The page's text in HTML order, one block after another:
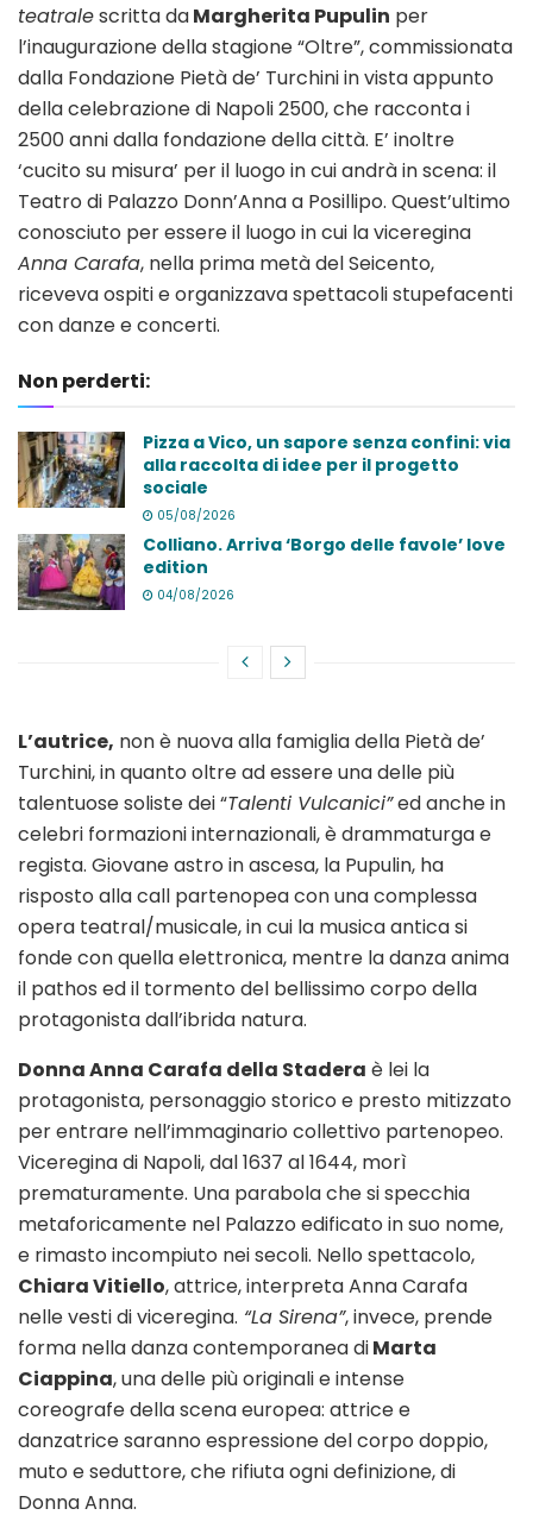
teatralescritta daMargherita Pupulin per
l’inaugurazione della stagione “Oltre”, commissionata
dalla Fondazione Pietà de’ Turchini in vista appunto
della celebrazione di Napoli 2500, che racconta i
2500 anni dalla fondazione della città. E’ inoltre
‘cucito su misura’ per il luogo in cui andrà in scena: il
Teatro di Palazzo Donn’Anna a Posillipo. Quest’ultimo
conosciuto per essere il luogo in cui la viceregina
Anna Carafa, nella prima metà del Seicento,
riceveva ospiti e organizzava spettacoli stupefacenti
con danze e concerti.
Non perderti:
Pizza a Vico, un sapore senza confini: via
alla raccolta di idee per il progetto
sociale
05/08/2026
Colliano. Arriva ‘Borgo delle favole’ love
edition
04/08/2026
L’autrice, non è nuova alla famiglia della Pietà de’
Turchini, in quanto oltre ad essere una delle più
talentuose soliste dei “Talenti Vulcanici”ed anche in
celebri formazioni internazionali, è drammaturga e
regista. Giovane astro in ascesa, la Pupulin, ha
risposto alla call partenopea con una complessa
opera teatral/musicale, in cui la musica antica si
fonde con quella elettronica, mentre la danza anima
il pathos ed il tormento del bellissimo corpo della
protagonista dall’ibrida natura.
Donna Anna Carafa della Stadera è lei la
protagonista, personaggio storico e presto mitizzato
per entrare nell’immaginario collettivo partenopeo.
Viceregina di Napoli, dal 1637 al 1644, morì
prematuramente. Una parabola che si specchia
metaforicamente nel Palazzo edificato in suo nome,
e rimasto incompiuto nei secoli. Nello spettacolo,
Chiara Vitiello, attrice, interpreta Anna Carafa
nelle vesti di viceregina. “La Sirena”, invece, prende
forma nella danza contemporanea diMarta
Ciappina, una delle più originali e intense
coreografe della scena europea: attrice e
danzatrice saranno espressione del corpo doppio,
muto e seduttore, che rifiuta ogni definizione, di
Donna Anna.